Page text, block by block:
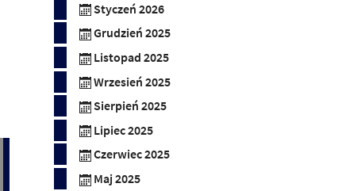
Styczeń 2026
Grudzień 2025
Listopad 2025
Wrzesień 2025
Sierpień 2025
Lipiec 2025
Czerwiec 2025
Maj 2025